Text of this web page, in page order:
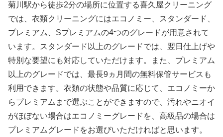
菊川駅から徒歩2分の場所に位置する喜久屋クリーニング
では、衣類クリーニングにはエコノミー、スタンダード、
プレミアム、Sプレミアムの4つのグレードが用意されて
います。スタンダード以上のグレードでは、翌日仕上げや
特別な要望にも対応していただけます。また、プレミアム
以上のグレードでは、最長9ヵ月間の無料保管サービスも
利用できます。衣類の状態や品質に応じて、エコノミーか
らプレミアムまで選ぶことができますので、汚れやニオイ
がほぼない場合はエコノミーグレードを、高級品の場合は
プレミアムグレードをお選びいただければと思います。